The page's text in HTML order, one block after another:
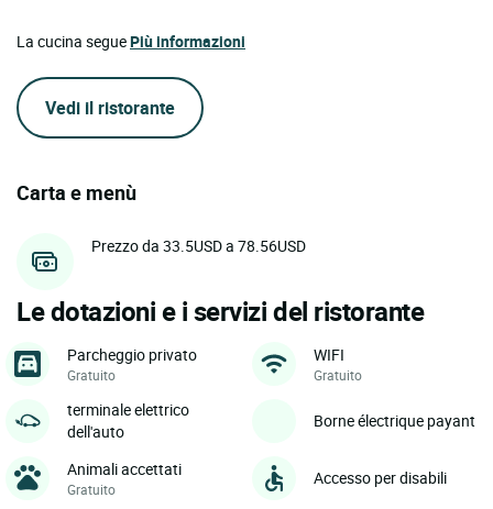
La cucina seguePiù informazioni
Vedi il ristorante
Carta e menù
Prezzo da 33.5USD a 78.56USD
Le dotazioni e i servizi del ristorante
Parcheggio privato
Gratuito
WIFI
Gratuito
terminale elettrico
dell'auto
Borne électrique payant
Animali accettati
Gratuito
Accesso per disabili